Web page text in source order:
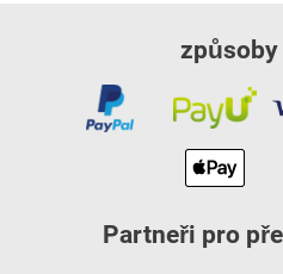
Partneři pro